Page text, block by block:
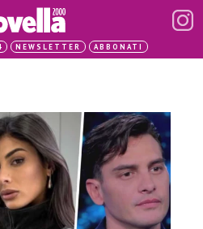
NEWSLETTER ABBONATI